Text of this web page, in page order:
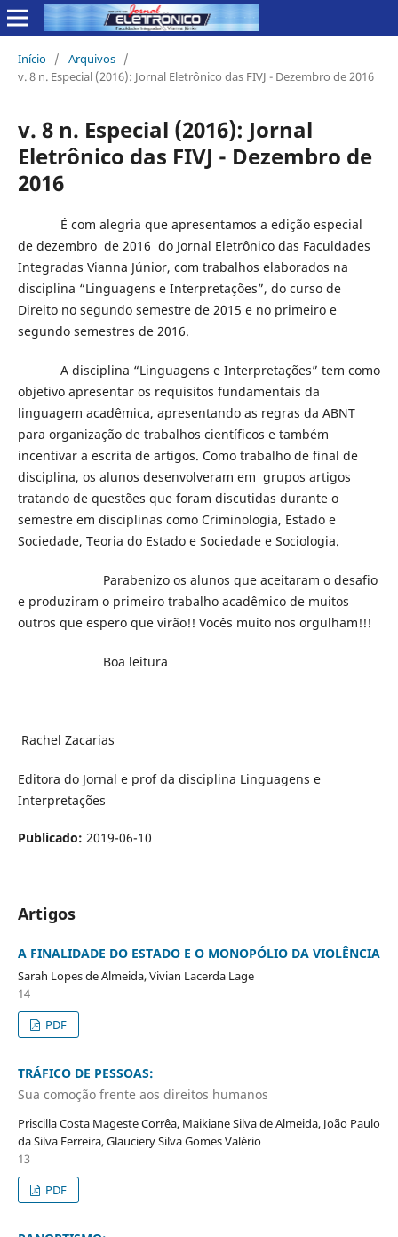
Início / Arquivos /
v. 8 n. Especial (2016): Jornal Eletrônico das FIVJ - Dezembro de 2016
v. 8 n. Especial (2016): Jornal
Eletrônico das FIVJ - Dezembro de
2016
É com alegria que apresentamos a edição especial
de dezembro de 2016 do Jornal Eletrônico das Faculdades
Integradas Vianna Júnior, com trabalhos elaborados na
disciplina “Linguagens e Interpretações”, do curso de
Direito no segundo semestre de 2015 e no primeiro e
segundo semestres de 2016.
A disciplina “Linguagens e Interpretações” tem como
objetivo apresentar os requisitos fundamentais da
linguagem acadêmica, apresentando as regras da ABNT
para organização de trabalhos científicos e também
incentivar a escrita de artigos. Como trabalho de final de
disciplina, os alunos desenvolveram em grupos artigos
tratando de questões que foram discutidas durante o
semestre em disciplinas como Criminologia, Estado e
Sociedade, Teoria do Estado e Sociedade e Sociologia.
Parabenizo os alunos que aceitaram o desafio
e produziram o primeiro trabalho acadêmico de muitos
outros que espero que virão!! Vocês muito nos orgulham!!!
Boa leitura
Rachel Zacarias
Editora do Jornal e prof da disciplina Linguagens e
Interpretações
Publicado: 2019-06-10
Artigos
A FINALIDADE DO ESTADO E O MONOPÓLIO DA VIOLÊNCIA
Sarah Lopes de Almeida, Vivian Lacerda Lage
14
PDF
TRÁFICO DE PESSOAS:
Sua comoção frente aos direitos humanos
Priscilla Costa Mageste Corrêa, Maikiane Silva de Almeida, João Paulo
da Silva Ferreira, Glauciery Silva Gomes Valério
13
PDF